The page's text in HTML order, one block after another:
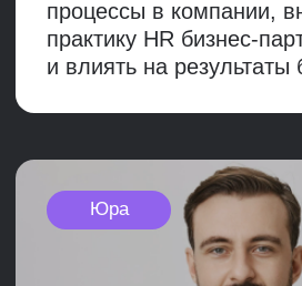
Повысите свой профессиональный уровень
и зарплату. На текущем или новом месте
Все преподаватели
действующие